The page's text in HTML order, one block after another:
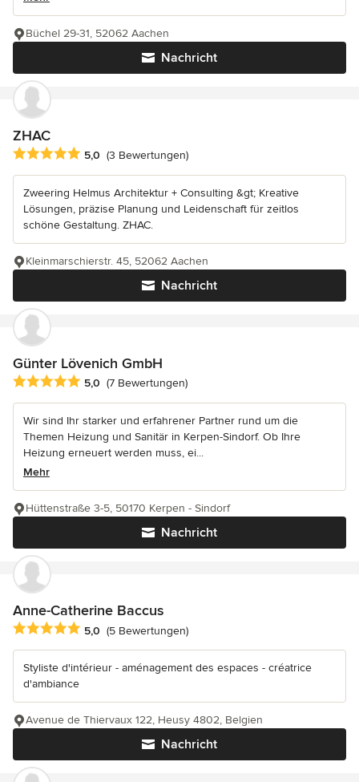
Nachricht
Büchel 29-31, 52062 Aachen
ZHAC
Durchschnittliche Bewertung: 5 von 5 Sternen
5,0 (3 Bewertungen)
Zweering Helmus Architektur + Consulting &gt; Kreative
Lösungen, präzise Planung und Leidenschaft für zeitlos
schöne Gestaltung. ZHAC.
Nachricht
Kleinmarschierstr. 45, 52062 Aachen
Günter Lövenich GmbH
Durchschnittliche Bewertung: 5 von 5 Sternen
5,0 (7 Bewertungen)
Wir sind Ihr starker und erfahrener Partner rund um die
Themen Heizung und Sanitär in Kerpen-Sindorf. Ob Ihre
Heizung erneuert werden muss, ei...
Mehr
Nachricht
Hüttenstraße 3-5, 50170 Kerpen - Sindorf
Anne-Catherine Baccus
Durchschnittliche Bewertung: 5 von 5 Sternen
5,0 (5 Bewertungen)
Styliste d'intérieur - aménagement des espaces - créatrice
d'ambiance
Nachricht
Avenue de Thiervaux 122, Heusy 4802, Belgien